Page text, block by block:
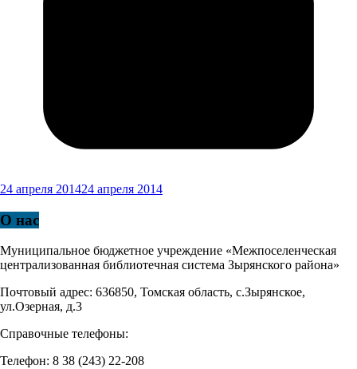
24 апреля 201424 апреля 2014
О нас
Муниципальное бюджетное учреждение «Межпоселенческая
централизованная библиотечная система Зырянского района»
Почтовый адрес: 636850, Томская область, с.Зырянское,
ул.Озерная, д.3
Справочные телефоны:
Телефон: 8 38 (243) 22-208